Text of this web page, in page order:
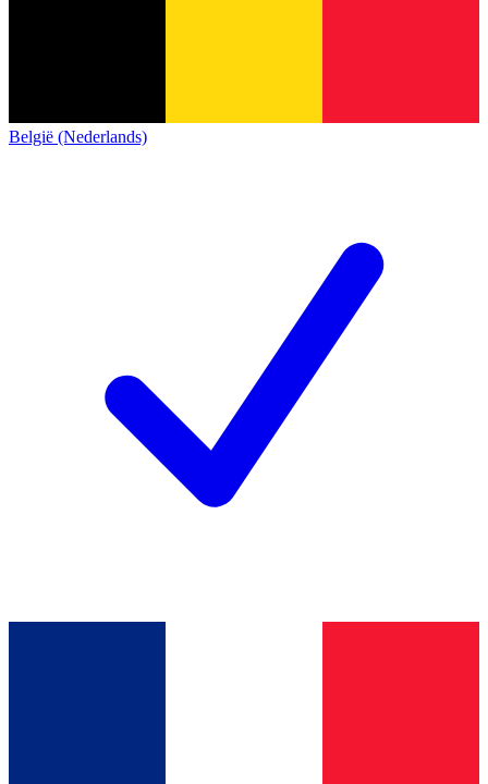
België (Nederlands)